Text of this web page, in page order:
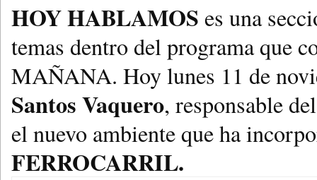
HOY HABLAMOS es una
temas dentro del programa que
MAÑANA. Hoy lunes 11 de
Santos Vaquero, responsable
el nuevo ambiente que ha
FERROCARRIL.